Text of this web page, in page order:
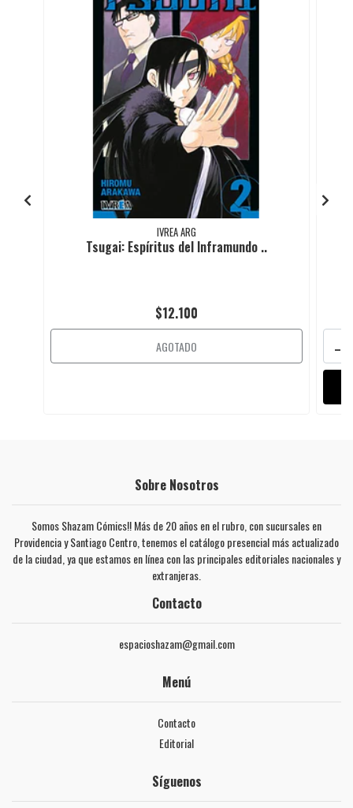
IVREA ARG
Tsugai: Espíritus del Inframundo ..
$12.100
AGOTADO -
Sobre Nosotros
Somos Shazam Cómics!! Más de 20 años en el rubro, con sucursales en
Providencia y Santiago Centro, tenemos el catálogo presencial más actualizado
de la ciudad, ya que estamos en línea con las principales editoriales nacionales y
extranjeras.
Contacto
espacioshazam@gmail.com
Menú
Contacto
Editorial
Síguenos